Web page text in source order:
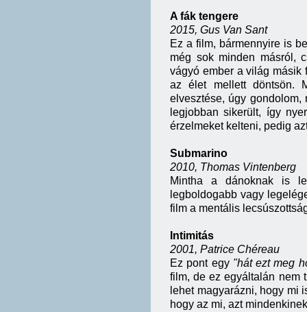
A fák tengere
2015, Gus Van Sant
Ez a film, bármennyire is
még sok minden másról,
vágyó ember a világ másik
az élet mellett döntsön.
elvesztése, úgy
legjobban sikerült, így
érzelmeket kelteni, pedig
Submarino
2010, Thomas Vintenberg
Mintha a dánoknak is
legboldogabb vagy
film a mentális
Intimitás
2001, Patrice Chéreau
Ez pont egy "hát ezt meg
film, de ez egyáltalán nem
lehet magyarázni, hogy mi
hogy az mi, azt